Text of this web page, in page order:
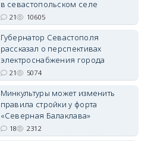
в севастопольском селе
21 10605
Губернатор Севастополя
рассказал о перспективах
электроснабжения города
21 5074
Минкультуры может изменить
правила стройки у форта
«Северная Балаклава»
18 2312